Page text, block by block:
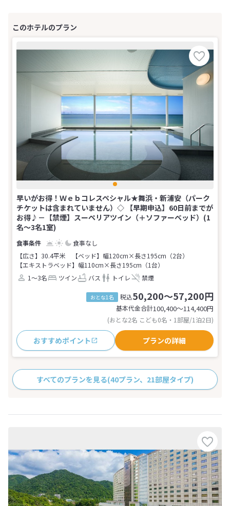
早いがお得！Ｗｅｂコレスペシャル★舞浜・新浦安（パーク
チケットは含まれていません）◇ 【早期申込】60日前までが
お得♪－【禁煙】スーペリアツイン（＋ソファーベッド）(1
名～3名1室)
食事なし
【広さ】30.4平米
【ベッド】幅120cm×長さ195cm（2台）
【エキストラベッド】幅110cm×長さ195cm（1台）
1～3名
ツイン バス トイレ 禁煙
おとな1名 税込50,200～57,200円
基本代金合計100,400〜114,400円
(おとな2名 こども0名・1部屋/1泊2日)
おすすめポイント プランの詳細
すべてのプランを見る(40プラン、21部屋タイプ)